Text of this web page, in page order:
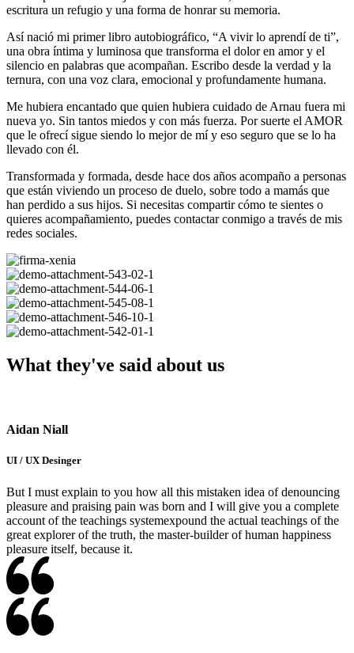
escritura un refugio y una forma de honrar su memoria.
Así nació mi primer libro autobiográfico, “A vivir lo aprendí de ti”,
una obra íntima y luminosa que transforma el dolor en amor y el
silencio en palabras que acompañan. Escribo desde la verdad y la
ternura, con una voz clara, emocional y profundamente humana.
Me hubiera encantado que quien hubiera cuidado de Arnau fuera mi
nueva yo. Sin tantos miedos y con más fuerza. Por suerte el AMOR
que le ofrecí sigue siendo lo mejor de mí y eso seguro que se lo ha
llevado con él.
Transformada y formada, desde hace dos años acompaño a personas
que están viviendo un proceso de duelo, sobre todo a mamás que
han perdido a sus hijos. Si necesitas compartir cómo te sientes o
quieres acompañamiento, puedes contactar conmigo a través de mis
redes sociales.
What they've said about us
Aidan Niall
UI / UX Desinger
But I must explain to you how all this mistaken idea of denouncing
pleasure and praising pain was born and I will give you a complete
account of the teachings systemexpound the actual teachings of the
great explorer of the truth, the master-builder of human happiness
pleasure itself, because it.